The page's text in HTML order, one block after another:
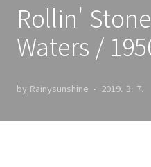
Rollin'
Waters /
by Rainysunshine 2019. 3. 7.